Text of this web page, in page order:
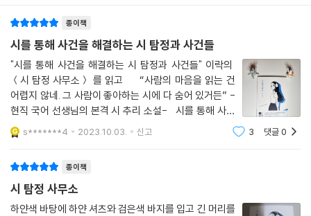
시 탐정의 이성적 시 읽기에서부터 시작해 의뢰인과 독자가 그 시를 감성
적으로 온전하게 받아들이게 되는 과정이 잘 표현되어 있다. 단순히 시를
해석하는 소설이었다면 흥미가 반감되었을 것이지만, 시를 작가의 시각으
로 해석하면서 심리 추리의 형식으로 새롭게 엮어낸 것이 색다르고 흥미로
운 점이다. 시로 심리를 추리하는 과정을 통해 독자에게 몰입도를 선사하
는 한편, 찬찬히 시를 감상하는 시간까지 마련해 준다.
이 책의 이야기들은 우리가 시를 읽고, 생각하고, 시구나 시적 표현에 감탄
련의 과정을 형상화한 것이다. _작가의 말 중에서
이런 독자에게 추천한다.
종이책
시를 통해 사건을 해결하는 시 탐정과 사건들
"시를 통해 사건을 해결하는 시 탐정과 사건들" 이락의
＜시 탐정 사무소＞ 를 읽고 “사람의 마음을 읽는 건
어렵지 않네. 그 사람이 좋아하는 시에 다 숨어 있거든” -
현직 국어 선생님의 본격 시 추리 소설- 시를 통해 사람
의 마음을 알 수 있을까. 어쩔 때는 복잡하고 힘든 내 마음
을 한 편의 시가 위로해줄 때가 있다. 마음이 힘들고 괴로
s*******4 2023.10.03. 신고 3 댓글0
종이책
시 탐정 사무소
하얀색 바탕에 하얀 셔츠와 검은색 바지를 입고 긴 머리를